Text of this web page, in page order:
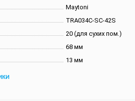
Maytoni
TRA034C-SC-42S
20 (для сухих пом.)
68 мм
13 мм